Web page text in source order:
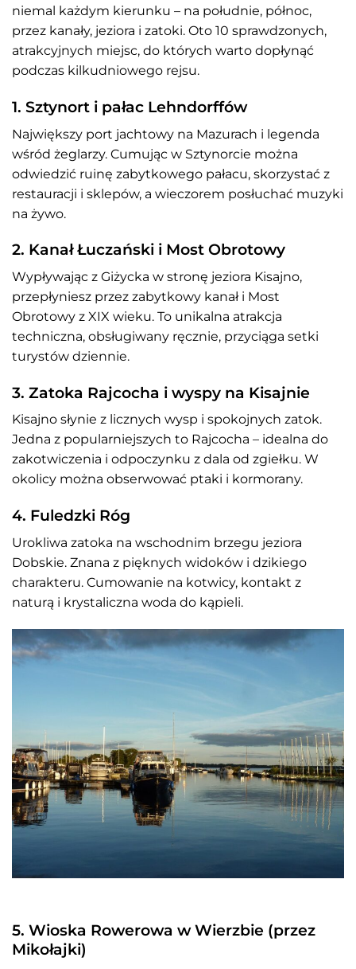
niemal każdym kierunku – na południe, północ,
przez kanały, jeziora i zatoki. Oto 10 sprawdzonych,
atrakcyjnych miejsc, do których warto dopłynąć
podczas kilkudniowego rejsu.
1. Sztynort i pałac Lehndorffów
Największy port jachtowy na Mazurach i legenda
wśród żeglarzy. Cumując w Sztynorcie można
odwiedzić ruinę zabytkowego pałacu, skorzystać z
restauracji i sklepów, a wieczorem posłuchać muzyki
na żywo.
2. Kanał Łuczański i Most Obrotowy
Wypływając z Giżycka w stronę jeziora Kisajno,
przepłyniesz przez zabytkowy kanał i Most
Obrotowy z XIX wieku. To unikalna atrakcja
techniczna, obsługiwany ręcznie, przyciąga setki
turystów dziennie.
3. Zatoka Rajcocha i wyspy na Kisajnie
Kisajno słynie z licznych wysp i spokojnych zatok.
Jedna z popularniejszych to Rajcocha – idealna do
zakotwiczenia i odpoczynku z dala od zgiełku. W
okolicy można obserwować ptaki i kormorany.
4. Fuledzki Róg
Urokliwa zatoka na wschodnim brzegu jeziora
Dobskie. Znana z pięknych widoków i dzikiego
charakteru. Cumowanie na kotwicy, kontakt z
naturą i krystaliczna woda do kąpieli.
5. Wioska Rowerowa w Wierzbie (przez
Mikołajki)